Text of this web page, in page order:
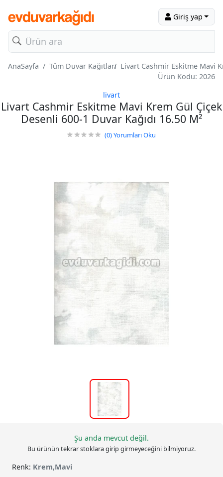
Giriş yap
AnaSayfa Tüm Duvar Kağıtları Livart Cashmir Eskitme Mavi
Ürün Kodu: 2026
livart
Livart Cashmir Eskitme Mavi Krem Gül Çiçek
Desenli 600-1 Duvar Kağıdı 16.50 M²
(0)Yorumları Oku
Şu anda mevcut değil.
Bu ürünün tekrar stoklara girip girmeyeceğini bilmiyoruz.
Renk: Krem,Mavi